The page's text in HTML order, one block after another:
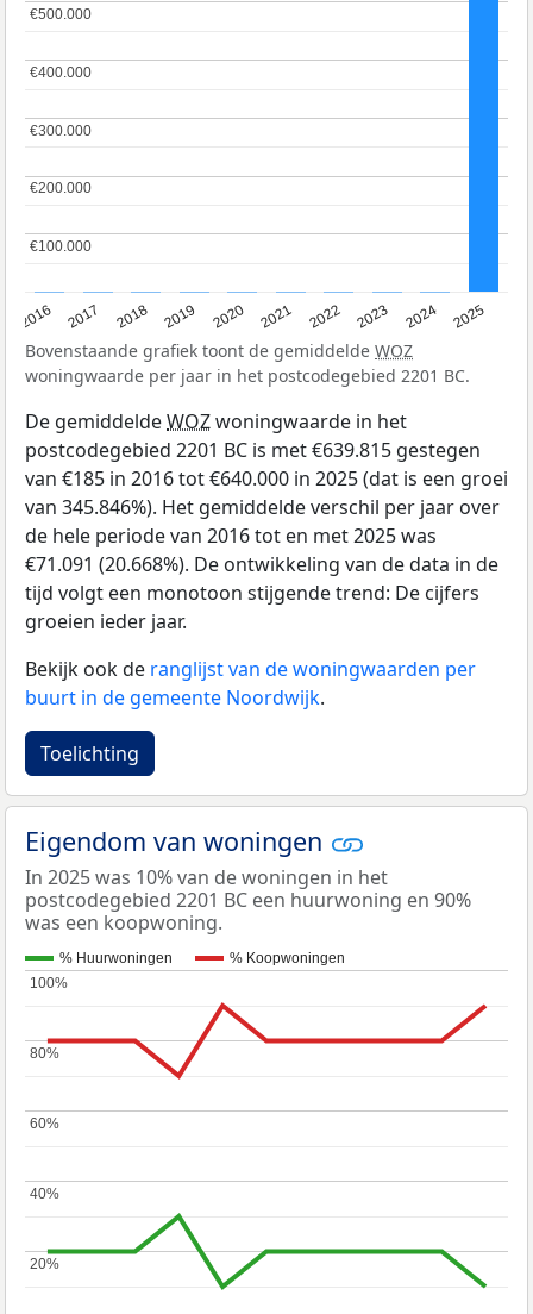
2016 2017 2018 2019 2020 2021 2022 2023 2024 2025
€100.000
€100.000
€200.000
€200.000
€300.000
€300.000
€400.000
€400.000
€500.000
€500.000
Bovenstaande grafiek toont de gemiddelde WOZ
woningwaarde per jaar in het postcodegebied 2201 BC.
De gemiddeldeWOZwoningwaarde in het
postcodegebied 2201 BC is met €639.815 gestegen
van €185 in 2016 tot €640.000 in 2025 (dat is een groei
van 345.846%). Het gemiddelde verschil per jaar over
de hele periode van 2016 tot en met 2025 was
€71.091 (20.668%). De ontwikkeling van de data in de
tijd volgt een monotoon stijgende trend: De cijfers
groeien ieder jaar.
Bekijk ook de ranglijst van de woningwaarden per
buurt in de gemeente Noordwijk.
Toelichting
Eigendom van woningen
In 2025 was 10% van de woningen in het
postcodegebied 2201 BC een huurwoning en 90%
was een koopwoning.
% Huurwoningen % Koopwoningen
20%
20%
40%
40%
60%
60%
80%
80%
100%
100%